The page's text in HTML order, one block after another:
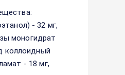
- 32 мг,
моногидрат
коллоидный
- 18 мг,